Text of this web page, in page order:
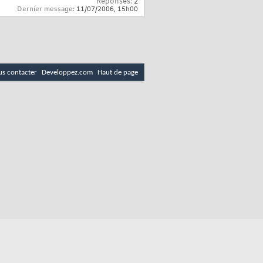
Réponses: 2
Dernier message: 11/07/2006, 15h00
contacter Developpez.com Haut de page